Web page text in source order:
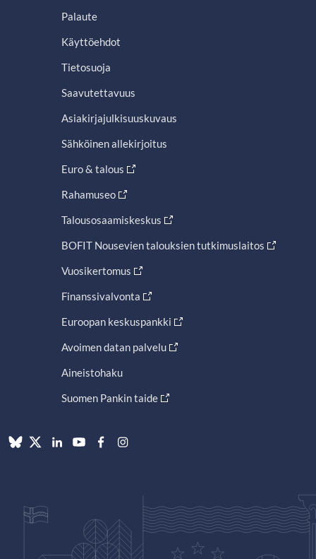
Palaute
Käyttöehdot
Tietosuoja
Saavutettavuus
Asiakirjajulkisuuskuvaus
Sähköinen allekirjoitus
Euro & talous
Rahamuseo
Talousosaamiskeskus
BOFIT Nousevien talouksien tutkimuslaitos
Vuosikertomus
Finanssivalvonta
Euroopan keskuspankki
Avoimen datan palvelu
Aineistohaku
Suomen Pankin taide